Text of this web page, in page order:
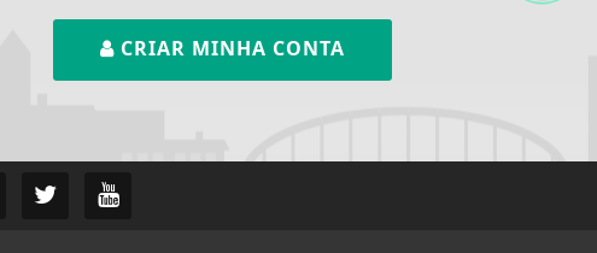
CRIAR MINHA CONTA